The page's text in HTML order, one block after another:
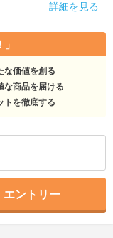
詳細を見る
な価値を創る
な商品を届ける
トを徹底する
エントリー